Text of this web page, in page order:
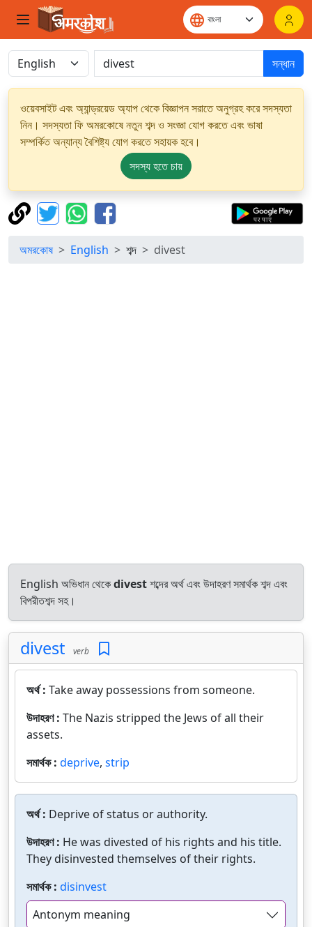
সন্ধান
ওয়েবসাইট এবং অ্যান্ড্রয়েড অ্যাপ থেকে বিজ্ঞাপন সরাতে অনুগ্রহ করে সদস্যতা
নিন। সদস্যতা ফি অমরকোষে নতুন শব্দ ও সংজ্ঞা যোগ করতে এবং ভাষা
সম্পর্কিত অন্যান্য বৈশিষ্ট্য যোগ করতে সহায়ক হবে।
সদস্য হতে চায়
অমরকোষ English শব্দ divest
English অভিধান থেকেdivestশব্দের অর্থ এবং উদাহরণ সমার্থক শব্দ এবং
বিপরীতশব্দ সহ।
divest verb
অর্থ : Take away possessions from someone.
উদাহরণ : The Nazis stripped the Jews of all their
assets.
সমার্থক : deprive, strip
অর্থ : Deprive of status or authority.
উদাহরণ : He was divested of his rights and his title.
They disinvested themselves of their rights.
সমার্থক : disinvest
Antonym meaning